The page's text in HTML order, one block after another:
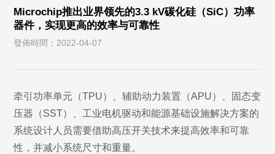
Microchip推出业界领先的3.3 kV碳化硅（SiC）功率
器件，实现更高的效率与可靠性
發佈時間：2022-04-07
牵引功率单元（TPU）、辅助动力装置（APU）、固态变
压器（SST）、工业电机驱动和能源基础设施解决方案的
系统设计人员需要借助高压开关技术来提高效率和可靠
性，并减小系统尺寸和重量。